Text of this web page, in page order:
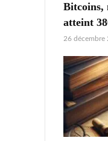
Bitcoins,
atteint
26 décembre